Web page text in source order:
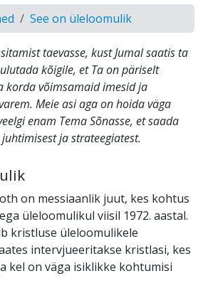
See on üleloomulik
taevasse, kust Jumal saatis ta
kõigile, et Ta on päriselt
korda võimsamaid imesid ja
Meie asi aga on hoida väga
enam Tema Sõnasse, et saada
ja strateegiatest.
on messiaanlik juut, kes kohtus
üleloomulikul viisil 1972. aastal.
kristluse üleloomulikele
intervjueeritakse kristlasi, kes
kel on väga isiklikke kohtumisi